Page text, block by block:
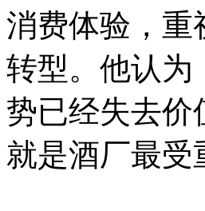
消费体验，重
转型。他认为
势已经失去价
就是酒厂最受